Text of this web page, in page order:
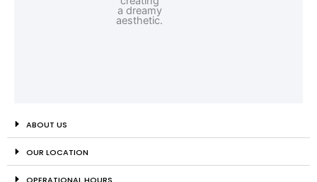
ABOUT US
OUR LOCATION
OPERATIONAL HOURS